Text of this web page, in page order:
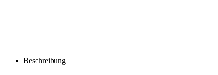
Beschreibung